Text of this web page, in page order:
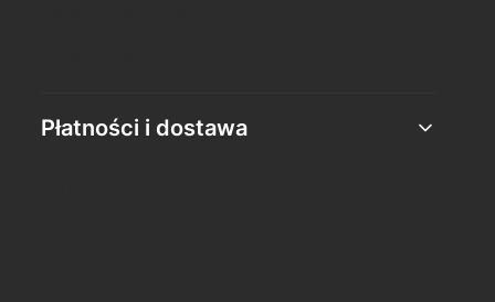
Płatności i dostawa